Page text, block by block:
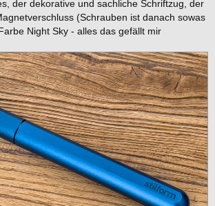
der dekorative und sachliche Schriftzug, der
(Schrauben ist danach sowas
Night Sky - alles das gefällt mir